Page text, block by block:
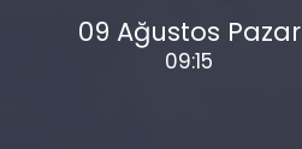
09 Ağustos Pazar
09:15